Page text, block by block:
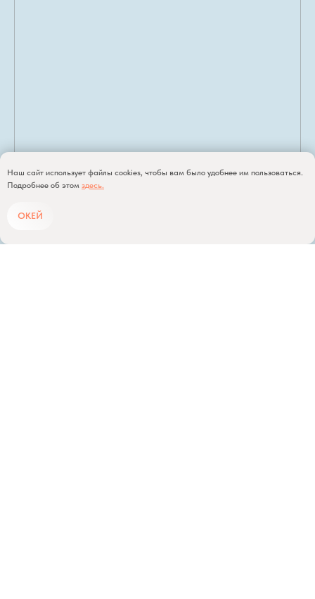
Наш сайт использует файлы cookies, чтобы вам было удобнее им пользоваться.
Подробнее об этом здесь.
ОКЕЙ